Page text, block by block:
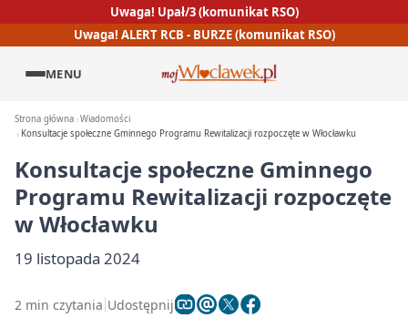
Uwaga! Upał/3 (komunikat RSO)
Uwaga! ALERT RCB - BURZE (komunikat RSO)
MENU
Strona główna Wiadomości
Konsultacje społeczne Gminnego Programu Rewitalizacji rozpoczęte w Włocławku
Konsultacje społeczne Gminnego
Programu Rewitalizacji rozpoczęte
w Włocławku
19 listopada 2024
2 min czytania Udostępnij